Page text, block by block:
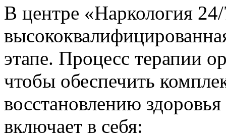
В центре «Наркология 24/
этапе. Процесс терапии
чтобы обеспечить
восстановлению
включает в себя: